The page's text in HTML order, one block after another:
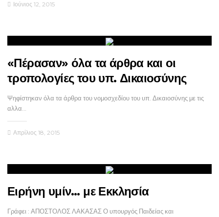
Ιούνιος 12, 2015
«Πέρασαν» όλα τα άρθρα και οι
τροπολογίες του υπ. Δικαιοσύνης
Ψηφίστηκαν όλα τα άρθρα του νομοσχεδίου του υπ. Δικαιοσύνης με τις
αλλα…
Απρίλιος 18, 2015
Ειρήνη υμίν… με Εκκλησία
Γράφει : ΑΠΟΣΤΟΛΟΣ ΛΑΚΑΣΑΣ Ο υπουργός Παιδείας και